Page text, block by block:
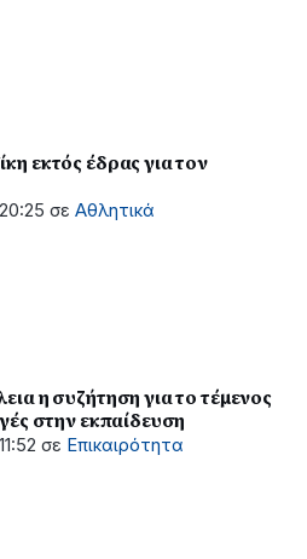
εκτός έδρας για τον
σε Αθλητικά
η συζήτηση για το τέμενος
στην εκπαίδευση
σε Επικαιρότητα